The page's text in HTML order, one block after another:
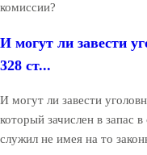
комиссии?
И могут ли завести
328 ст...
И могут ли завести
который зачислен в запас
служил не имея на то